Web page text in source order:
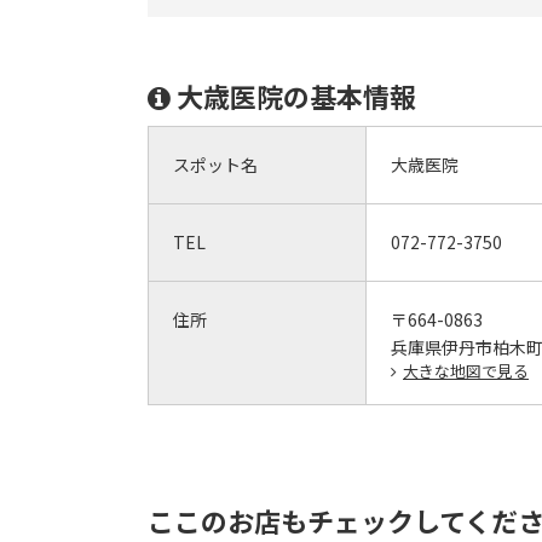
大歳医院の基本情報
スポット名 大歳医院
TEL 072-772-3750
住所
〒664-0863
兵庫県伊丹市柏木
大きな地図で見る
ここのお店もチェックしてくだ